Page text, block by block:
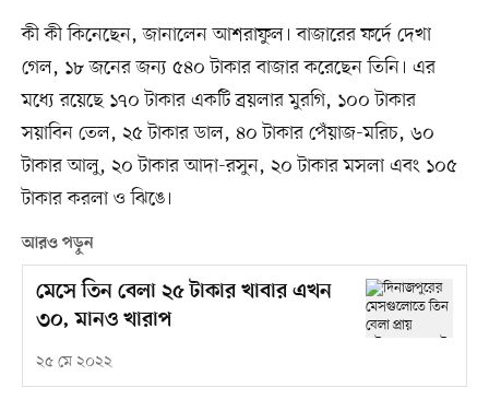
কী কী কিনেছেন, জানালেন আশরাফুল। বাজারের ফর্দে দেখা
গেল, ১৮ জনের জন্য ৫৪০ টাকার বাজার করেছেন তিনি। এর
মধ্যে রয়েছে ১৭০ টাকার একটি ব্রয়লার মুরগি, ১০০ টাকার
সয়াবিন তেল, ২৫ টাকার ডাল, ৪০ টাকার পেঁয়াজ-মরিচ, ৬০
টাকার আলু, ২০ টাকার আদা-রসুন, ২০ টাকার মসলা এবং ১০৫
টাকার করলা ও ঝিঙে।
আরও পড়ুন
মেসে তিন বেলা ২৫ টাকার খাবার এখন
৩০, মানও খারাপ
২৫ মে ২০২২